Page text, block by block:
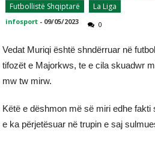
Futbollistë Shqiptarë
La Liga
infosport - 09/05/2023 0
Vedat Muriqi është shndërruar në
tifozët e Majorkws, te e cila skuadwr
mw tw mirw.
Këtë e dëshmon më së miri edhe fakti
e ka përjetësuar në trupin e saj